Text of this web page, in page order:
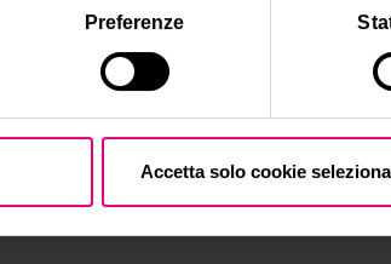
Preferenze
Accetta solo cookie